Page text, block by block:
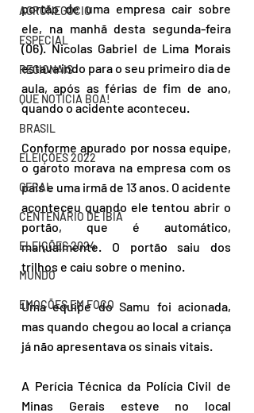
AGRONEGÓCIO
ESPECIAL
REGIONAIS
QUE NOTÍCIA BOA!
BRASIL
ELEIÇÕES 2022
GERAL
CENTENÁRIO DE IBIÁ
ELEIÇÕES 2024
MUNDO
EMOÇÕES EM FOCO
portão de uma empresa cair sobre
ele, na manhã desta segunda-feira
(06). Nicolas Gabriel de Lima Morais
estava indo para o seu primeiro dia de
aula, após as férias de fim de ano,
quando o acidente aconteceu.
Conforme apurado por nossa equipe,
o garoto morava na empresa com os
pais e uma irmã de 13 anos. O acidente
aconteceu quando ele tentou abrir o
portão, que é automático,
manualmente. O portão saiu dos
trilhos e caiu sobre o menino.
Uma equipe do Samu foi acionada,
mas quando chegou ao local a criança
já não apresentava os sinais vitais.
A Perícia Técnica da Polícia Civil de
Minas Gerais esteve no local